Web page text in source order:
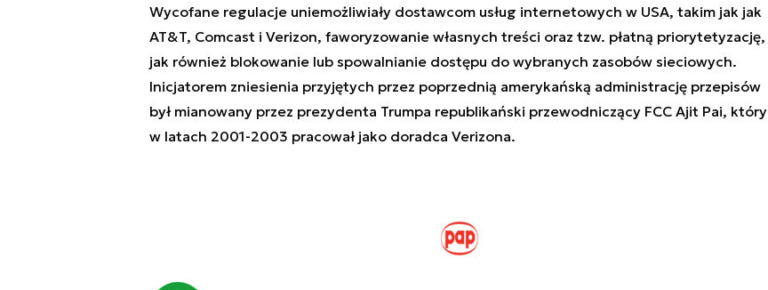
Wycofane regulacje uniemożliwiały dostawcom usług internetowych w USA, takim jak jak
AT&T, Comcast i Verizon, faworyzowanie własnych treści oraz tzw. płatną priorytetyzację,
jak również blokowanie lub spowalnianie dostępu do wybranych zasobów sieciowych.
Inicjatorem zniesienia przyjętych przez poprzednią amerykańską administrację przepisów
był mianowany przez prezydenta Trumpa republikański przewodniczący FCC Ajit Pai, który
w latach 2001-2003 pracował jako doradca Verizona.